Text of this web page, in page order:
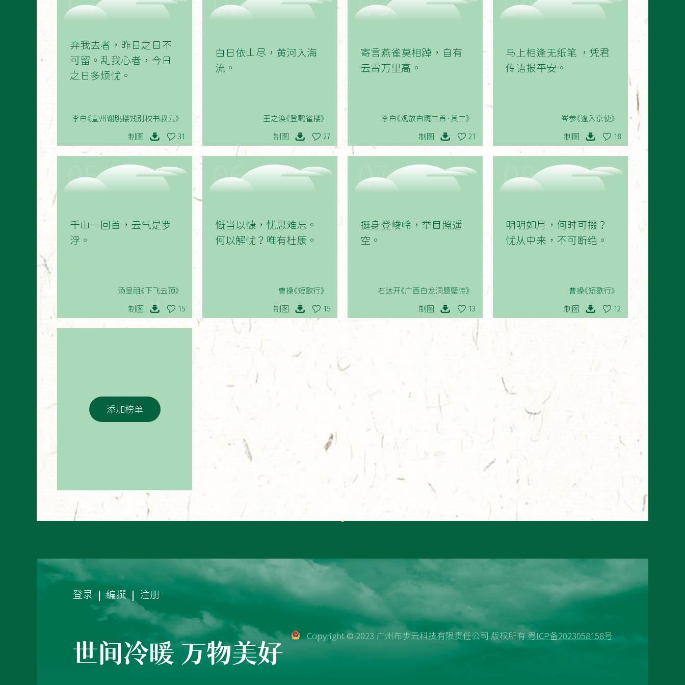
弃我去者，昨日之日不
可留。乱我心者，今日
之日多烦忧。
李白《宣州谢朓楼饯别校书叔云》
制图 31
白日依山尽，黄河入海
流。
王之涣《登鹳雀楼》
制图 27
寄言燕雀莫相踔，自有
云霄万里高。
李白《观放白鹰二首·其二》
制图 21
马上相逢无纸笔 ，凭君
传语报平安。
岑参《逢入京使》
制图 18
05
千山一回首，云气是罗
浮。
汤显祖《下飞云顶》
制图 15
06
慨当以慷，忧思难忘。
何以解忧？唯有杜康。
曹操《短歌行》
制图 15
07
挺身登峻岭，举目照遥
空。
石达开《广西白龙洞题壁诗》
制图 13
08
明明如月，何时可掇？
忧从中来，不可断绝。
曹操《短歌行》
制图 12
添加榜单
登录 编撰 注册
世间冷暖 万物美好
Copyright © 2023 广州布步云科技有限责任公司 版权所有 粤ICP备2023058158号